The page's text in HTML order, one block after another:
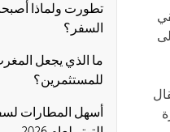
تطورت ولماذا
السفر؟
ما الذي يجعل
للمستثمرين؟
أسهل المطارات